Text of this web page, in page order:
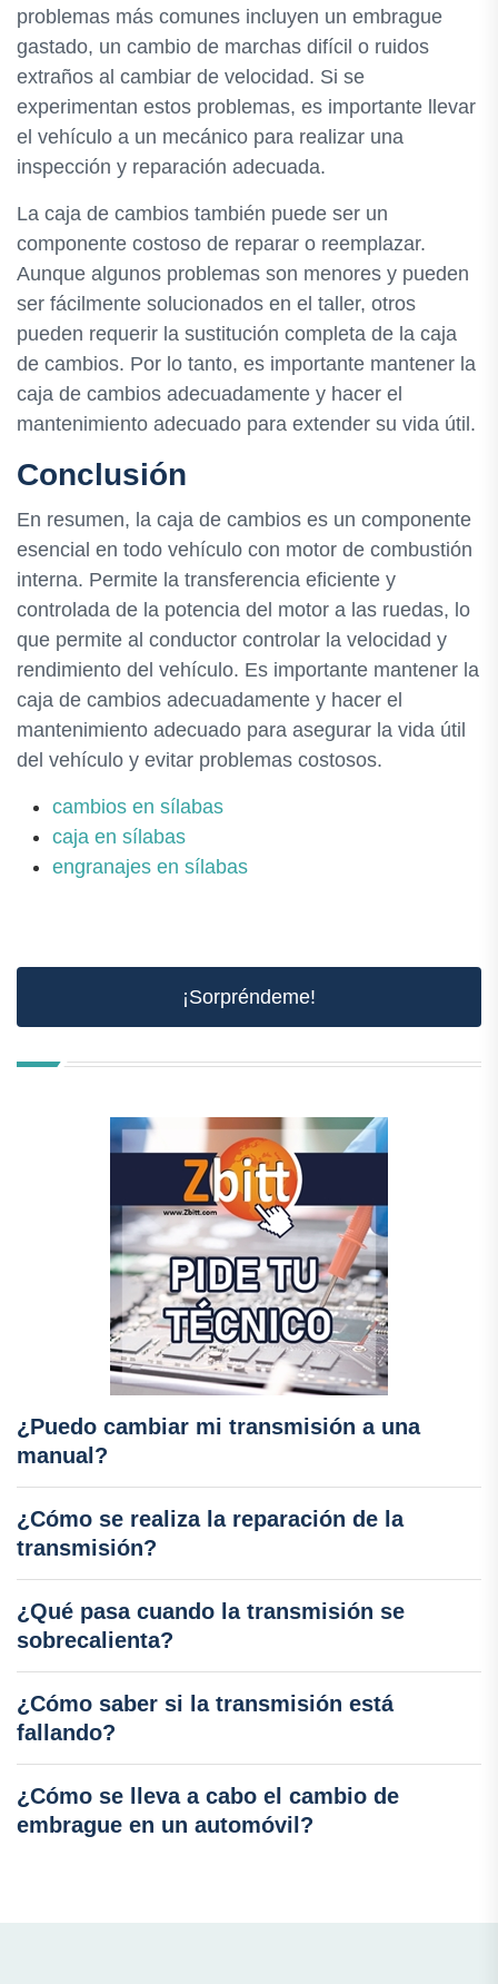
problemas más comunes incluyen un embrague
gastado, un cambio de marchas difícil o ruidos
extraños al cambiar de velocidad. Si se
experimentan estos problemas, es importante llevar
el vehículo a un mecánico para realizar una
inspección y reparación adecuada.
La caja de cambios también puede ser un
componente costoso de reparar o reemplazar.
Aunque algunos problemas son menores y pueden
ser fácilmente solucionados en el taller, otros
pueden requerir la sustitución completa de la caja
de cambios. Por lo tanto, es importante mantener la
caja de cambios adecuadamente y hacer el
mantenimiento adecuado para extender su vida útil.
Conclusión
En resumen, la caja de cambios es un componente
esencial en todo vehículo con motor de combustión
interna. Permite la transferencia eficiente y
controlada de la potencia del motor a las ruedas, lo
que permite al conductor controlar la velocidad y
rendimiento del vehículo. Es importante mantener la
caja de cambios adecuadamente y hacer el
mantenimiento adecuado para asegurar la vida útil
del vehículo y evitar problemas costosos.
cambios en sílabas
caja en sílabas
engranajes en sílabas
¡Sorpréndeme!
¿Puedo cambiar mi transmisión a una
manual?
¿Cómo se realiza la reparación de la
transmisión?
¿Qué pasa cuando la transmisión se
sobrecalienta?
¿Cómo saber si la transmisión está
fallando?
¿Cómo se lleva a cabo el cambio de
embrague en un automóvil?